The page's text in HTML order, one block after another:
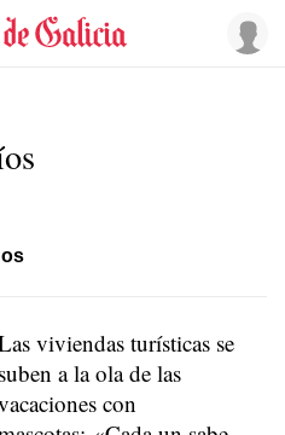
viviendas turísticas se
suben a la ola de las
con